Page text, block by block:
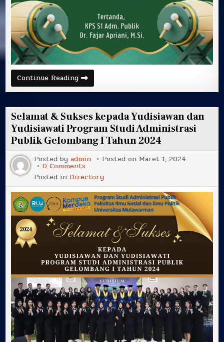
Continue ReadingHalal
Bihalal
Hari
Idul
Fitri
1445
H
Program
Studi
Administrasi
Publik
Fisip
Unmul
Selamat & Sukses kepada Yudisiawan dan
Yudisiawati Program Studi Administrasi
Publik Gelombang I Tahun 2024
Posted byadmin Posted on Maret 1, 2024
0 Commentson
Selamat
&
Sukses
kepada
Yudisiawan
dan
Yudisiawati
Administrasi
Gelombang
I
Tahun
2024
Posted inDirectory